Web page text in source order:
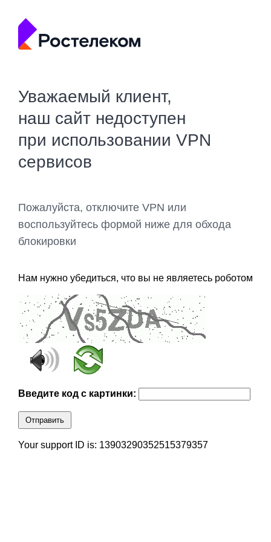
Уважаемый клиент,
наш сайт недоступен
при использовании VPN
сервисов
Пожалуйста, отключите VPN или
воспользуйтесь формой ниже для обхода
блокировки
Нам нужно убедиться, что вы не являетесь роботом
Введите код с картинки:
Отправить
Your support ID is: 13903290352515379357